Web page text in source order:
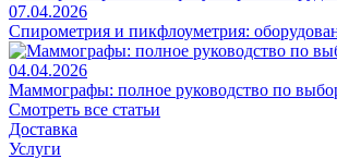
07.04.2026
Спирометрия и пикфлоуметрия:
04.04.2026
Маммографы: полное руководство по
Смотреть все статьи
Доставка
Услуги